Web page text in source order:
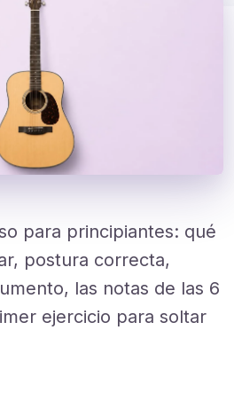
para principiantes: qué
postura correcta,
las notas de las 6
ejercicio para soltar